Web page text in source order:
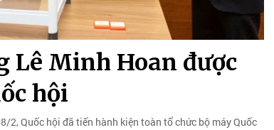
Lê Minh Hoan được
hội
2, Quốc hội đã tiến hành kiện toàn tổ chức bộ máy Quốc